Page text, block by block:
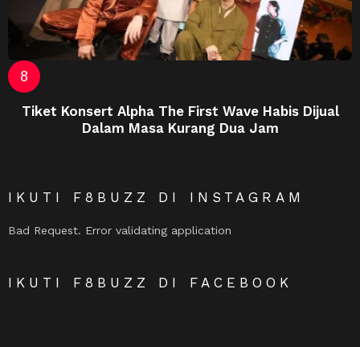
Tiket Konsert Alpha The First Wave Habis Dijual
Dalam Masa Kurang Dua Jam
IKUTI F8BUZZ DI INSTAGRAM
Bad Request. Error validating application
IKUTI F8BUZZ DI FACEBOOK